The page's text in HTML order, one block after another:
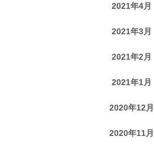
2021年4月
2021年3月
2021年2月
2021年1月
2020年12月
2020年11月